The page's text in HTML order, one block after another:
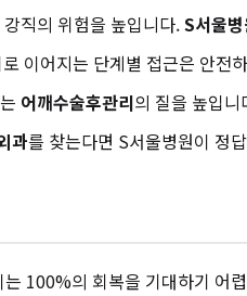
직의 위험을 높입니다.S서울
이어지는 단계별 접근은 안전
어깨수술후관리의 질을 높입니
과를 찾는다면 S서울병원이 정
100%의 회복을 기대하기